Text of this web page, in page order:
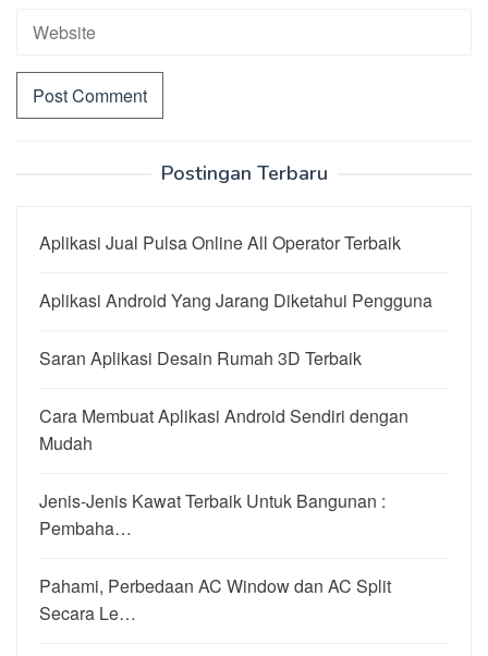
Postingan Terbaru
Aplikasi Jual Pulsa Online All Operator Terbaik
Aplikasi Android Yang Jarang Diketahui Pengguna
Saran Aplikasi Desain Rumah 3D Terbaik
Cara Membuat Aplikasi Android Sendiri dengan
Mudah
Jenis-Jenis Kawat Terbaik Untuk Bangunan :
Pembaha…
Pahami, Perbedaan AC Window dan AC Split
Secara Le…